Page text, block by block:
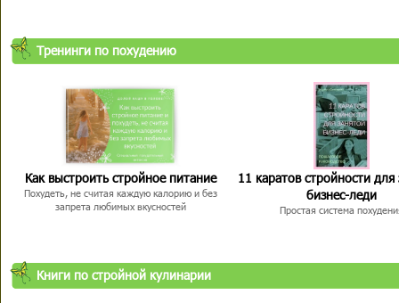
Тренинги по похудению
Как выстроить стройное питание
Похудеть, не считая каждую калорию и без
запрета любимых вкусностей
11 каратов стройности для
бизнес-леди
Простая система
Книги по стройной кулинарии